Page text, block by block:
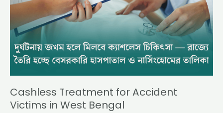
Cashless Treatment for Accident
Victims in West Bengal
West
Bengal